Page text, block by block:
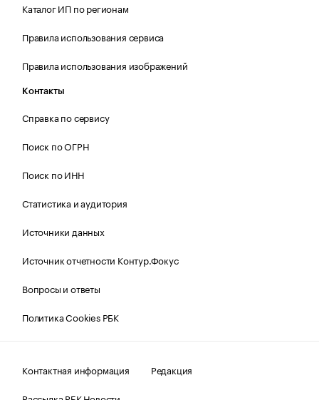
Каталог ИП по регионам
Правила использования сервиса
Правила использования изображений
Контакты
Справка по сервису
Поиск по ОГРН
Поиск по ИНН
Статистика и аудитория
Источники данных
Источник отчетности Контур.Фокус
Вопросы и ответы
Политика Cookies РБК
Контактная информация
Редакция